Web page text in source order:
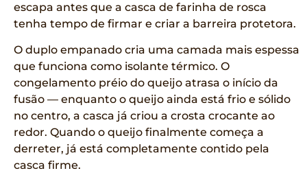
escapa antes que a casca de farinha de rosca
tenha tempo de firmar e criar a barreira protetora.
O duplo empanado cria uma camada mais espessa
que funciona como isolante térmico. O
congelamento préio do queijo atrasa o início da
fusão — enquanto o queijo ainda está frio e sólido
no centro, a casca já criou a crosta crocante ao
redor. Quando o queijo finalmente começa a
derreter, já está completamente contido pela
casca firme.